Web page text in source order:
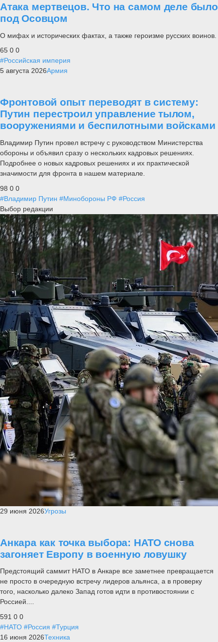
Атака мертвецов. Что на самом деле было
под Осовцом
О мифах и исторических фактах, а также героизме русских воинов.
65 0 0
#Российская империя
5 августа 2026Армия
Фронтовой опыт переводят в систему:
Путин перестроил управление тылом,
вооружениями и беспилотными войсками
Владимир Путин провел встречу с руководством Министерства
обороны и объявил сразу о нескольких кадровых решениях.
Подробнее о новых кадровых решениях и их практической
значимости для фронта в нашем материале.
98 0 0
#Владимир Путин #Минобороны РФ #Россия
Выбор редакции
29 июня 2026Угрозы
Анкара как точка выбора: НАТО снова
загоняет Европу в военную ловушку
Предстоящий саммит НАТО в Анкаре все заметнее превращается
не просто в очередную встречу лидеров альянса, а в проверку
того, насколько далеко Запад готов идти в противостоянии с
Россией....
591 0 0
#НАТО #Россия #Турция
16 июня 2026Техника